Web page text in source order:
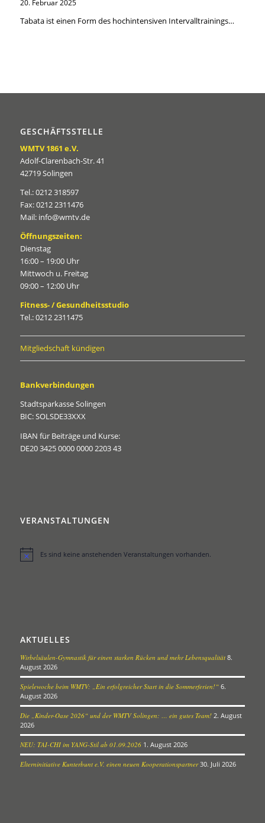
20. Februar 2025
Tabata ist einen Form des hochintensiven Intervalltrainings…
GESCHÄFTSSTELLE
WMTV 1861 e.V.
Adolf-Clarenbach-Str. 41
42719 Solingen
Tel.: 0212 318597
Fax: 0212 2311476
Mail: info@wmtv.de
Öffnungszeiten:
Dienstag
16:00 – 19:00 Uhr
Mittwoch u. Freitag
09:00 – 12:00 Uhr
Fitness- / Gesundheitsstudio
Tel.: 0212 2311475
Mitgliedschaft kündigen
Bankverbindungen
Stadtsparkasse Solingen
BIC: SOLSDE33XXX
IBAN für Beiträge und Kurse:
DE20 3425 0000 0000 2203 43
VERANSTALTUNGEN
HinweisEs sind keine anstehenden Veranstaltungen vorhanden.
AKTUELLES
Wirbelsäulen-Gymnastik für einen starken Rücken und mehr Lebensqualität 8.
August 2026
Spielewoche beim WMTV: „Ein erfolgreicher Start in die Sommerferien!“ 6.
August 2026
Die „Kinder-Oase 2026“ und der WMTV Solingen: … ein gutes Team! 2. August
2026
NEU: TAI-CHI im YANG-Stil ab 01.09.2026 1. August 2026
Elterninitiative Kunterbunt e.V. einen neuen Kooperationspartner 30. Juli 2026